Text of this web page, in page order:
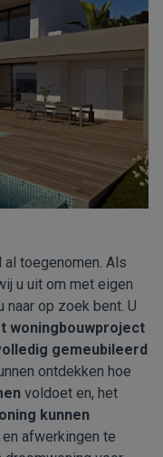
toegenomen. Als
u uit om met eigen
op zoek bent. U
woningbouwproject
gemeubileerd
ontdekken hoe
voldoet en, het
kunnen
afwerkingen te